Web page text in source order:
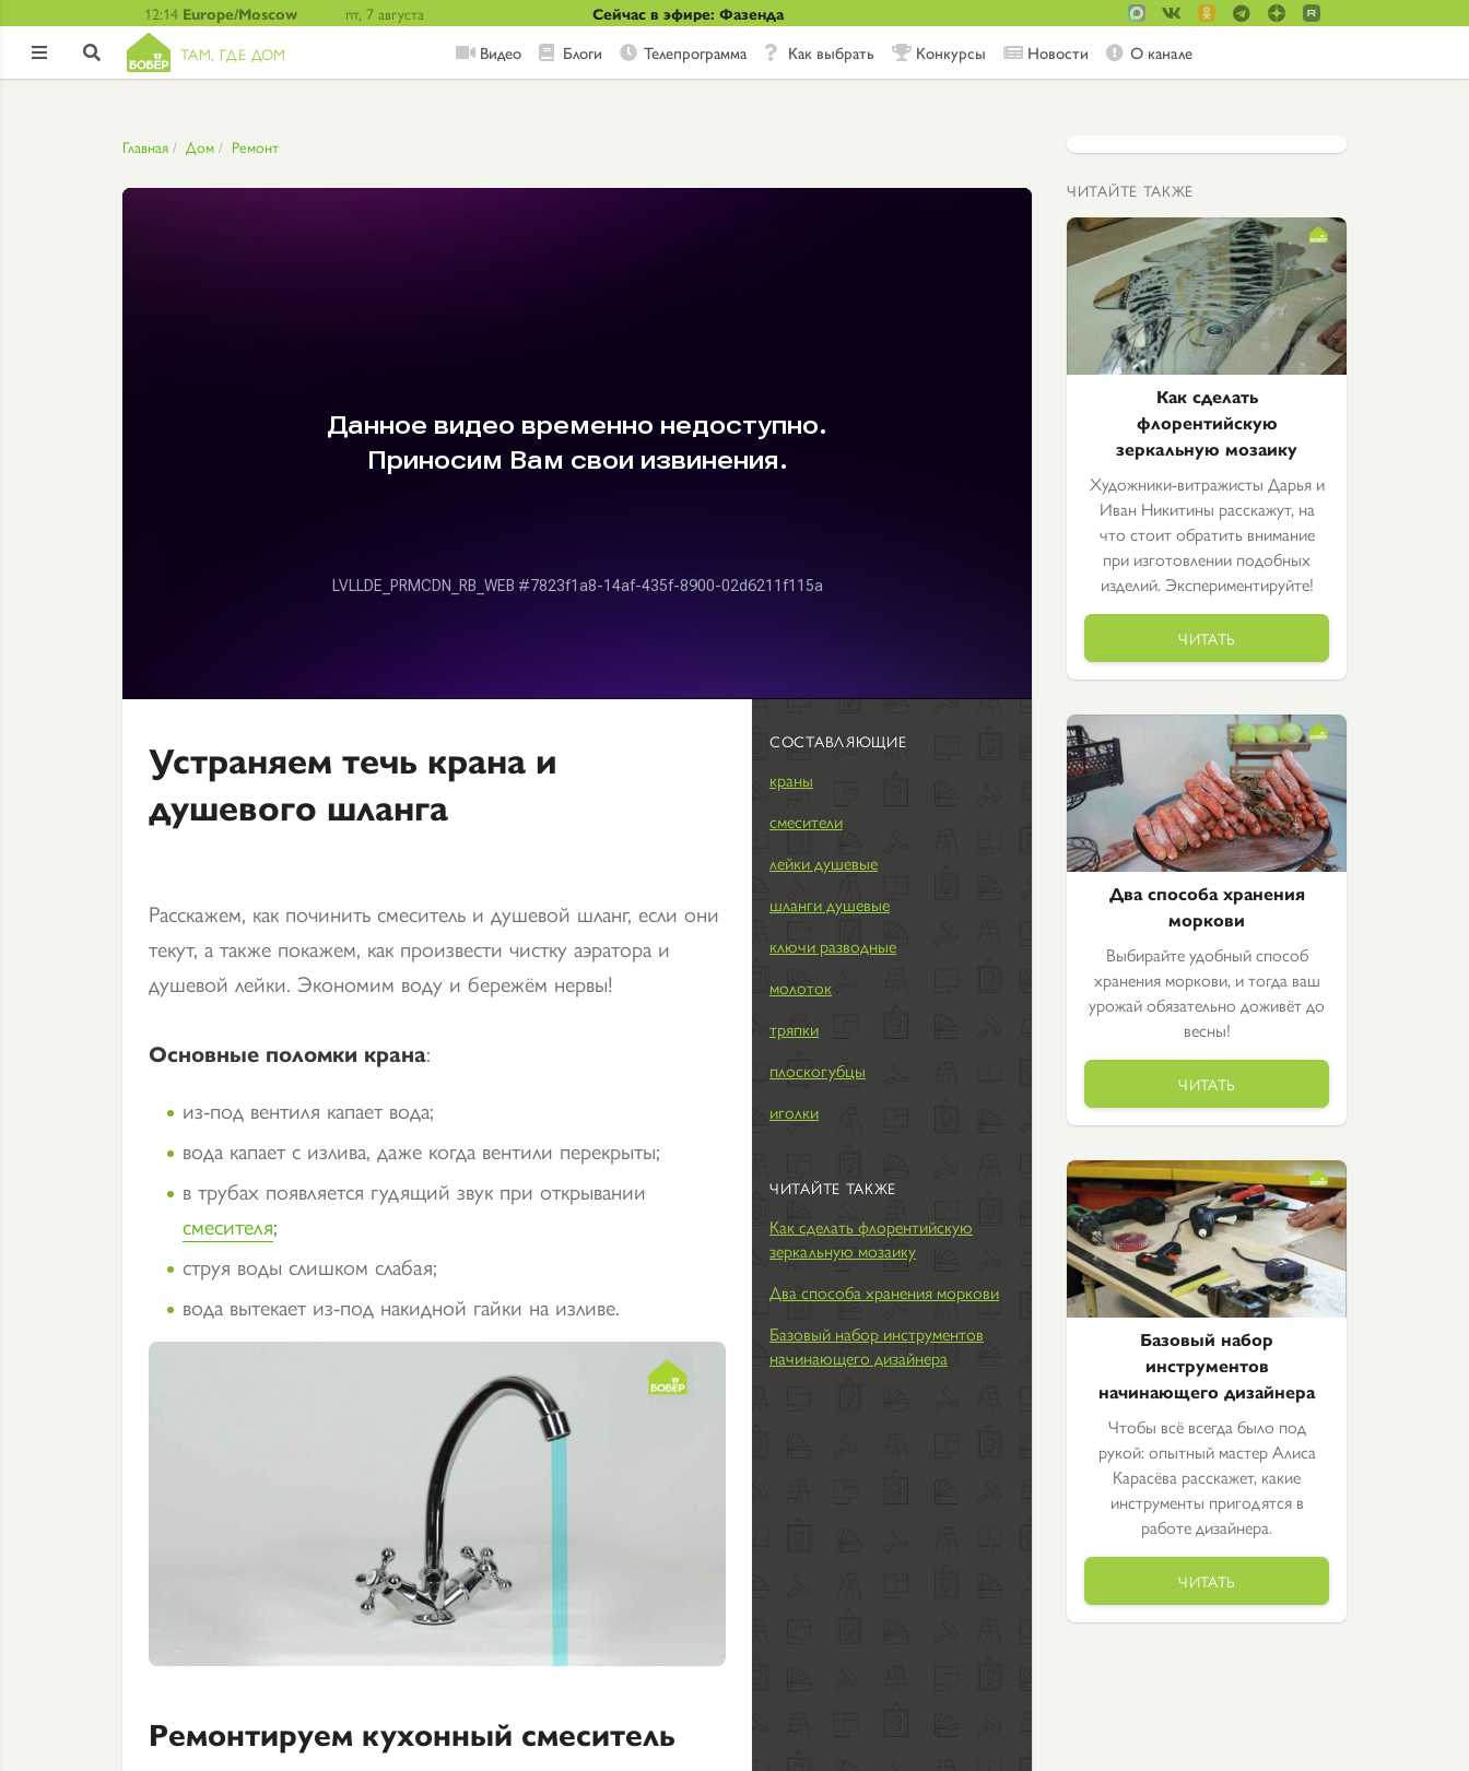
12:14 Europe/Moscow пт, 7 августа Сейчас в эфире: Фазенда
  ТАМ, ГДЕ ДОМ Видео Блоги Телепрограмма Как выбрать Конкурсы Новости О канале
Главная Дом Ремонт
Устраняем течь крана и
душевого шланга
Расскажем, как починить смеситель и душевой шланг, если они
текут, а также покажем, как произвести чистку аэратора и
душевой лейки. Экономим воду и бережём нервы!
Основные поломки крана:
из-под вентиля капает вода;
вода капает с излива, даже когда вентили перекрыты;
в трубах появляется гудящий звук при открывании
смесителя;
струя воды слишком слабая;
вода вытекает из-под накидной гайки на изливе.
Ремонтируем кухонный смеситель
СОСТАВЛЯЮЩИЕ
краны
смесители
лейки душевые
шланги душевые
ключи разводные
молоток
тряпки
плоскогубцы
иголки
ЧИТАЙТЕ ТАКЖЕ
Как сделать флорентийскую
зеркальную мозаику
Два способа хранения моркови
Базовый набор инструментов
начинающего дизайнера
ЧИТАЙТЕ ТАКЖЕ
Как сделать
флорентийскую
зеркальную мозаику
Художники-витражисты Дарья и
Иван Никитины расскажут, на
что стоит обратить внимание
при изготовлении подобных
изделий. Экспериментируйте!
ЧИТАТЬ
Два способа хранения
моркови
Выбирайте удобный способ
хранения моркови, и тогда ваш
урожай обязательно доживёт до
весны!
ЧИТАТЬ
Базовый набор
инструментов
начинающего дизайнера
Чтобы всё всегда было под
рукой: опытный мастер Алиса
Карасёва расскажет, какие
инструменты пригодятся в
работе дизайнера.
ЧИТАТЬ